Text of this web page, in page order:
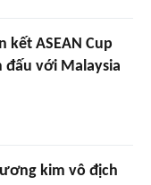
kết ASEAN Cup
đấu với Malaysia
kim vô địch